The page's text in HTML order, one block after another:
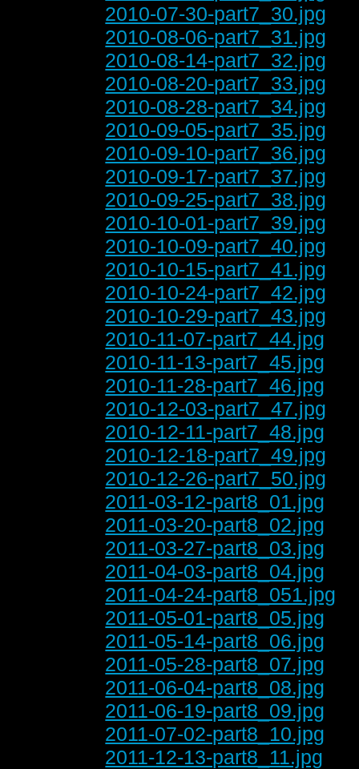
2010-07-30-part7_30.jpg
2010-08-06-part7_31.jpg
2010-08-14-part7_32.jpg
2010-08-20-part7_33.jpg
2010-08-28-part7_34.jpg
2010-09-05-part7_35.jpg
2010-09-10-part7_36.jpg
2010-09-17-part7_37.jpg
2010-09-25-part7_38.jpg
2010-10-01-part7_39.jpg
2010-10-09-part7_40.jpg
2010-10-15-part7_41.jpg
2010-10-24-part7_42.jpg
2010-10-29-part7_43.jpg
2010-11-07-part7_44.jpg
2010-11-13-part7_45.jpg
2010-11-28-part7_46.jpg
2010-12-03-part7_47.jpg
2010-12-11-part7_48.jpg
2010-12-18-part7_49.jpg
2010-12-26-part7_50.jpg
2011-03-12-part8_01.jpg
2011-03-20-part8_02.jpg
2011-03-27-part8_03.jpg
2011-04-03-part8_04.jpg
2011-04-24-part8_051.jpg
2011-05-01-part8_05.jpg
2011-05-14-part8_06.jpg
2011-05-28-part8_07.jpg
2011-06-04-part8_08.jpg
2011-06-19-part8_09.jpg
2011-07-02-part8_10.jpg
2011-12-13-part8_11.jpg